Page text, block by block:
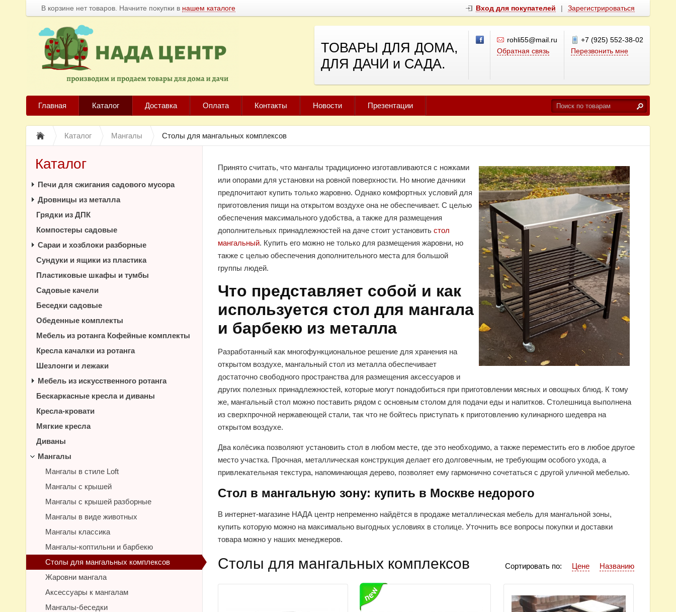
В корзине нет товаров. Начните покупки в нашем каталоге Вход для покупателей | Зарегистрироваться
ТОВАРЫ ДЛЯ ДОМА,
ДЛЯ ДАЧИ и САДА.
rohli55@mail.ru
Обратная связь
+7 (925) 552-38-02
Перезвонить мне
Главная Каталог Доставка Оплата Контакты Новости Презентации
Каталог Мангалы Столы для мангальных комплексов
Принято считать, что мангалы традиционно изготавливаются с ножками
или опорами для установки на ровной поверхности. Но многие дачники
предпочитают купить только жаровню. Однако комфортных условий для
приготовления пищи на открытом воздухе она не обеспечивает. С целью
обеспечения максимального удобства, а также для размещения
дополнительных принадлежностей на даче стоит установить стол
мангальный. Купить его можно не только для размещения жаровни, но
также с целью обеспечения дополнительного места для большой
группы людей.
Что представляет собой и как
используется стол для мангала
и барбекю из металла
Разработанный как многофункциональное решение для хранения на
открытом воздухе, мангальный стол из металла обеспечивает
достаточно свободного пространства для размещения аксессуаров и
других полезных принадлежностей, которые могут понадобиться при приготовлении мясных и овощных блюд. К тому
же, мангальный стол можно поставить рядом с основным столом для подачи еды и напитков. Столешница выполнена
из сверхпрочной нержавеющей стали, так что не бойтесь приступать к приготовлению кулинарного шедевра на
открытом воздухе.
Два колёсика позволяют установить стол в любом месте, где это необходимо, а также переместить его в любое другое
место участка. Прочная, металлическая конструкция делает его долговечным, не требующим особого ухода, а
привлекательная текстура, напоминающая дерево, позволяет ему гармонично сочетаться с другой уличной мебелью.
Стол в мангальную зону: купить в Москве недорого
В интернет-магазине НАДА центр непременно найдётся в продаже металлическая мебель для мангальной зоны,
купить которую можно на максимально выгодных условиях в столице. Уточнить все вопросы покупки и доставки
товара можно у наших менеджеров.
Столы для мангальных комплексов Названию
Цене
Сортировать по:
Каталог
Печи для сжигания садового мусора
Дровницы из металла
Грядки из ДПК
Компостеры садовые
Сараи и хозблоки разборные
Сундуки и ящики из пластика
Пластиковые шкафы и тумбы
Садовые качели
Беседки садовые
Обеденные комплекты
Мебель из ротанга Кофейные комплекты
Кресла качалки из ротанга
Шезлонги и лежаки
Мебель из искусственного ротанга
Бескаркасные кресла и диваны
Кресла-кровати
Мягкие кресла
Диваны
Мангалы
Мангалы в стиле Loft
Мангалы с крышей
Мангалы с крышей разборные
Мангалы в виде животных
Мангалы классика
Мангалы-коптильни и барбекю
Столы для мангальных комплексов
Жаровни мангала
Аксессуары к мангалам
Мангалы-беседки